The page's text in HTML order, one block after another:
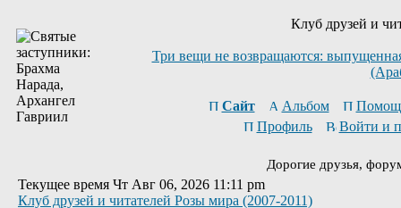
Клуб друзей и
Три вещи не возвращаются:
Сайт Альбом
Профиль
Войти и
Дорогие друзья,
Текущее время Чт Авг 06, 2026 11:11 pm
Клуб друзей и читателей Розы мира (2007-2011)